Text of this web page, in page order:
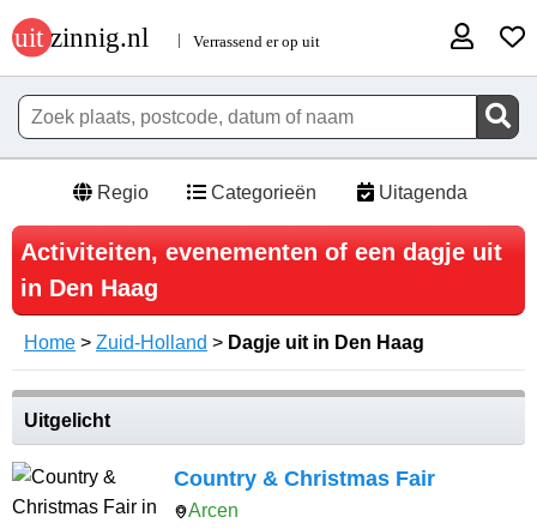
Regio Categorieën Uitagenda
Activiteiten, evenementen of een dagje uit
in Den Haag
Home > Zuid-Holland > Dagje uit in Den Haag
Uitgelicht
Country & Christmas Fair
Arcen